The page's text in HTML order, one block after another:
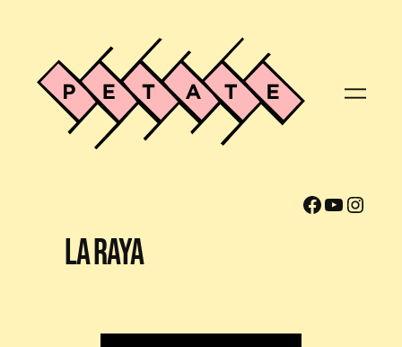
Facebook YouTube Instagram
La Raya